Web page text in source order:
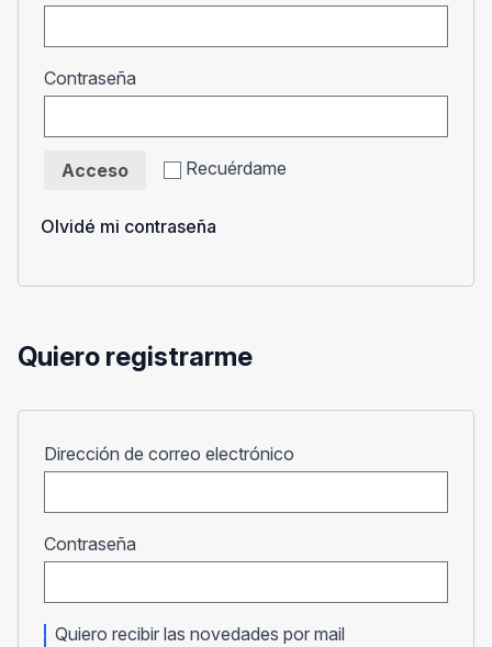
Contraseña
Recuérdame
Acceso
Olvidé mi contraseña
Quiero registrarme
Dirección de correo electrónico
Contraseña
Quiero recibir las novedades por mail